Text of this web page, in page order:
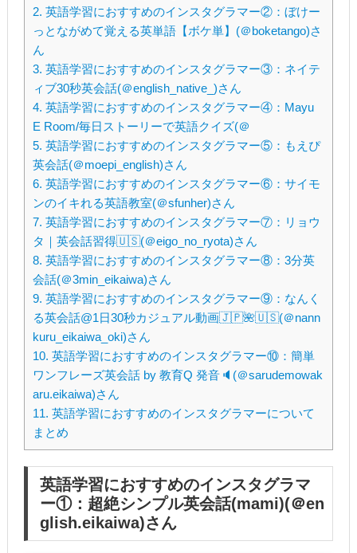
2. 英語学習におすすめのインスタグラマー②：ぼけー
っとながめて覚える英単語【ボケ単】(＠boketango)さ
ん
3. 英語学習におすすめのインスタグラマー③：ネイテ
ィブ30秒英会話(＠english_native_)さん
4. 英語学習におすすめのインスタグラマー④：Mayu
E Room/毎日ストーリーで英語クイズ(＠
5. 英語学習におすすめのインスタグラマー⑤：もえぴ
英会話(＠moepi_english)さん
6. 英語学習におすすめのインスタグラマー⑥：サイモ
ンのイキれる英語教室(＠sfunher)さん
7. 英語学習におすすめのインスタグラマー⑦：リョウ
タ｜英会話習得🇺🇸(＠eigo_no_ryota)さん
8. 英語学習におすすめのインスタグラマー⑧：3分英
会話(＠3min_eikaiwa)さん
9. 英語学習におすすめのインスタグラマー⑨：なんく
る英会話@1日30秒カジュアル動画🇯🇵🌺🇺🇸(＠nann
kuru_eikaiwa_oki)さん
10. 英語学習におすすめのインスタグラマー⑩：簡単
ワンフレーズ英会話 by 教育Q 発音🔈(＠sarudemowak
aru.eikaiwa)さん
11. 英語学習におすすめのインスタグラマーについて
まとめ
英語学習におすすめのインスタグラマ
ー①：超絶シンプル英会話(mami)(＠en
glish.eikaiwa)さん